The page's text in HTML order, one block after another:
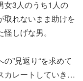
女3人のうち1人の
取れないまま助けを
しげな男。
”見返り“を求めて
カレートしていき…